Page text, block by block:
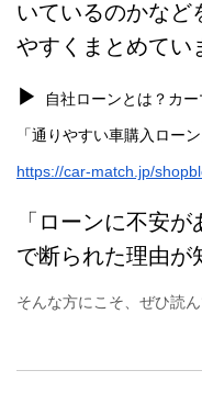
いているのかなど
やすくまとめてい
▶︎ 自社ローンとは？カ
「通りやすい車購入ロー
https://car-match.jp/
「ローンに不安
で断られた理由が
そんな方にこそ、ぜひ読